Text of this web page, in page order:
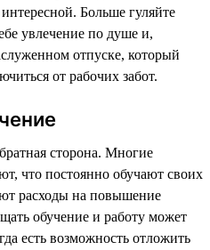
Больше гуляйте
увлечение по душе и,
отпуске, который
от рабочих забот.
сторона. Многие
что постоянно обучают своих
расходы на повышение
обучение и работу может
есть возможность отложить